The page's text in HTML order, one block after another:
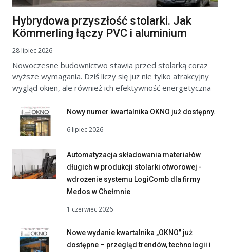
Hybrydowa przyszłość stolarki. Jak
Kömmerling łączy PVC i aluminium
28 lipiec 2026
Nowoczesne budownictwo stawia przed stolarką coraz
wyższe wymagania. Dziś liczy się już nie tylko atrakcyjny
wygląd okien, ale również ich efektywność energetyczna
Nowy numer kwartalnika OKNO już dostępny.
6 lipiec 2026
Automatyzacja składowania materiałów
długich w produkcji stolarki otworowej -
wdrożenie systemu LogiComb dla firmy
Medos w Chełmnie
1 czerwiec 2026
Nowe wydanie kwartalnika „OKNO” już
dostępne – przegląd trendów, technologii i